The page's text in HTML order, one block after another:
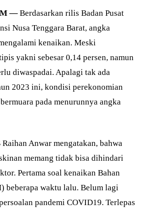
—Berdasarkan rilis Badan Pusat
Nusa Tenggara Barat, angka
kenaikan. Meski
yakni sebesar 0,14 persen, namun
diwaspadai. Apalagi tak ada
2023 ini, kondisi perekonomian
pada menurunnya angka
Anwar mengatakan, bahwa
memang tidak bisa dihindari
Pertama soal kenaikan Bahan
beberapa waktu lalu. Belum lagi
pandemi COVID19. Terlepas